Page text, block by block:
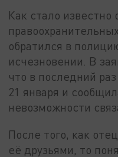
Как стало известно
обратился в
исчезновении. В
что в последний
21 января и
невозможности
После того, как
её друзьями, то